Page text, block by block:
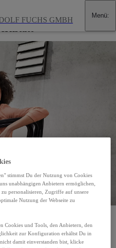
FUCHS GMBH Menü:
Gebrauchtwagen
in Ihrer Nähe!
stimmst Du der Nutzung von Cookies
unabhängigen Anbietern ermöglichen,
personalisieren, Zugriffe auf unsere
Nutzung der Webseite zu
Cookies und Tools, den Anbietern, den
zur Konfiguration erhältst Du in
damit einverstanden bist, klicke